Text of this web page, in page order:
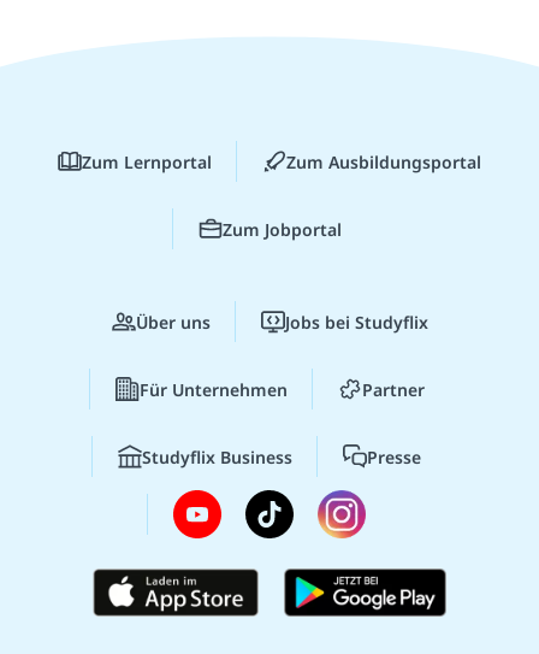
Zum Lernportal Zum Ausbildungsportal
Zum Jobportal
Über uns Jobs bei Studyflix
Für Unternehmen Partner
Studyflix Business Presse